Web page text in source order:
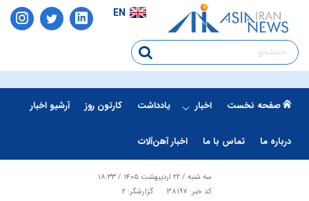
EN
صفحه نخست اخبار یادداشت کارتون روز آرشیو اخبار
درباره ما تماس با ما اخبار آهن‌آلات
سه شنبه / ۲۲ اردیبهشت ۱۴۰۵ / ۱۸:۳۳
کد خبر: 38197
گزارشگر: 2